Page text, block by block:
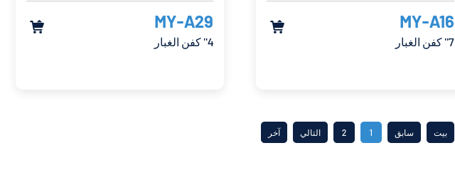
MY-A16
7'' كفن الغبار

MY-A29
4'' كفن الغبار

بيت سابق 1
2 التالي آخر